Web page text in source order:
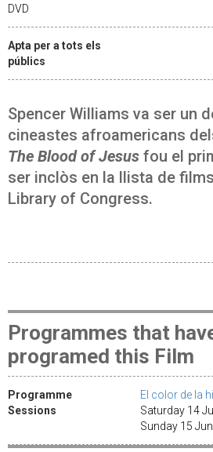
DVD
Apta per a tots els
públics
Spencer Williams va ser un
cineastes afroamericans
The Blood of Jesus fou el
ser inclòs en la llista de
Library of Congress.
Programmes that
programed this Film
Programme
El color de la
Sessions
Saturday 14
Sunday 15